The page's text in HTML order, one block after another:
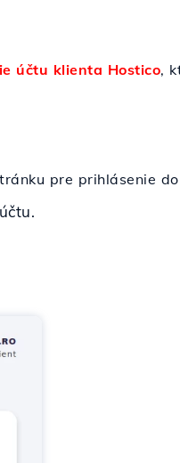
účtu klienta Hostico,
pre prihlásenie